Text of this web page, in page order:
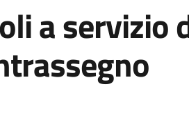
a servizio